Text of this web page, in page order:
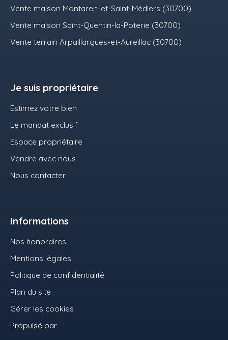
Vente maison Montaren-et-Saint-Médiers (30700)
Vente maison Saint-Quentin-la-Poterie (30700)
Vente terrain Arpaillargues-et-Aureillac (30700)
Je suis propriétaire
Estimez votre bien
Le mandat exclusif
Espace propriétaire
Vendre avec nous
Nous contacter
Informations
Nos honoraires
Mentions légales
Politique de confidentialité
Plan du site
Gérer les cookies
Propulsé par